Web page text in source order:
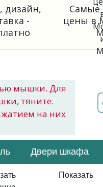
дизайн,
-
Самые
цены в
мышки. Для
тяните.
на них
Двери шкафа
Показать